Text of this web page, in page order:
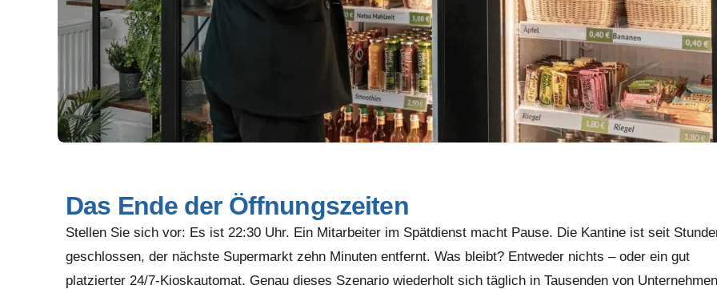
Das Ende der Öffnungszeiten
Stellen Sie sich vor: Es ist 22:30 Uhr. Ein Mitarbeiter im Spätdienst macht Pause. Die Kantine ist seit
geschlossen, der nächste Supermarkt zehn Minuten entfernt. Was bleibt? Entweder nichts – oder ein gut
platzierter 24/7-Kioskautomat. Genau dieses Szenario wiederholt sich täglich in Tausenden von